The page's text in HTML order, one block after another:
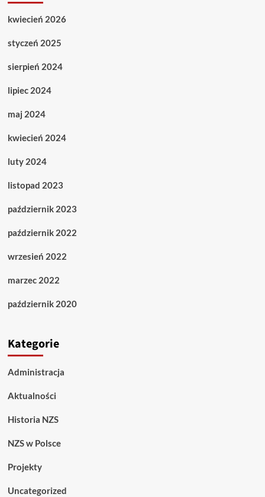
kwiecień 2026
styczeń 2025
sierpień 2024
lipiec 2024
maj 2024
kwiecień 2024
luty 2024
listopad 2023
październik 2023
październik 2022
wrzesień 2022
marzec 2022
październik 2020
Kategorie
Administracja
Aktualności
Historia NZS
NZS w Polsce
Projekty
Uncategorized